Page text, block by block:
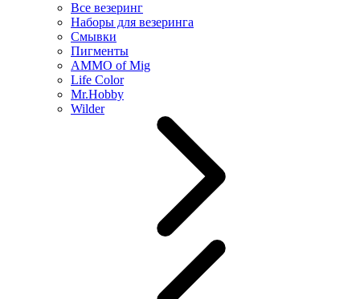
Все везеринг
Наборы для везеринга
Смывки
Пигменты
AMMO of Mig
Life Color
Mr.Hobby
Wilder